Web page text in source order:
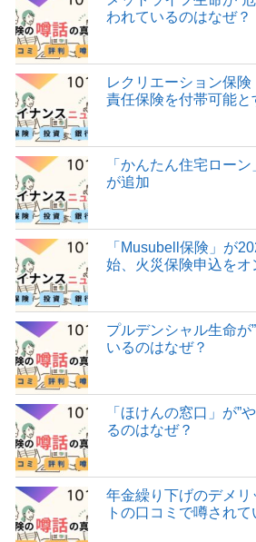
われているのはなぜ？
レクリエーション保
責任保険を付帯可能
「かんたん住宅ロー
が追加
「Musubell保険」が
始、火災保険申込を
プルデンシャル生命が
いるのはなぜ？
「ほけんの窓口」が”
るのはなぜ？
年金繰り下げのデメ
トの口コミで噂され